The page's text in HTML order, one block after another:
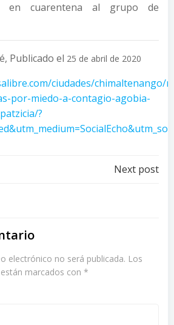
en cuarentena al grupo de
Publicado el 25 de abril de 2020
ciudades/chimaltenango/
por-miedo-a-contagio-agobia-
?
Next post
electrónico no será publicada. Los
marcados con *